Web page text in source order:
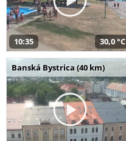
10:35 30,0 °C
Banská Bystrica (40 km)